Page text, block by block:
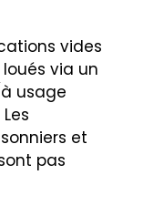
vides
via un
usage
et
pas